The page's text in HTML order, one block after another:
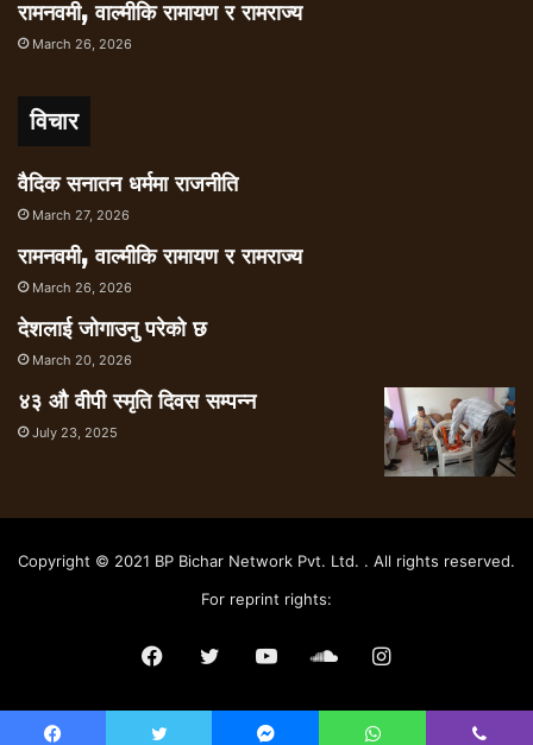
रामनवमी, वाल्मीकि रामायण र रामराज्य
March 26, 2026
विचार
वैदिक सनातन धर्ममा राजनीति
March 27, 2026
रामनवमी, वाल्मीकि रामायण र रामराज्य
March 26, 2026
देशलाई जोगाउनु परेको छ
March 20, 2026
४३ औ वीपी स्मृति दिवस सम्पन्न
July 23, 2025
Copyright © 2021 BP Bichar Network Pvt. Ltd. . All rights reserved.
For reprint rights:
Facebook
TwitterYouTubeSoundCloud
Instagram